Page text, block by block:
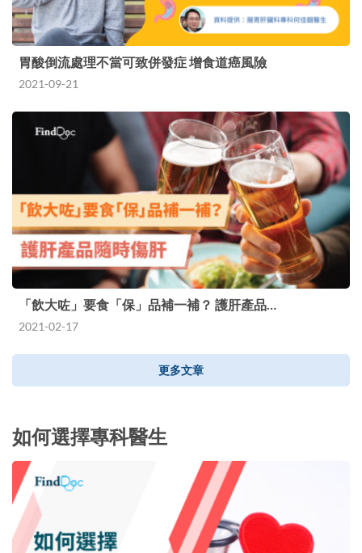
胃酸倒流處理不當可致併發症 增食道癌風險
2021-09-21
「飲大咗」要食「保」品補一補？ 護肝產品…
2021-02-17
更多文章
如何選擇專科醫生